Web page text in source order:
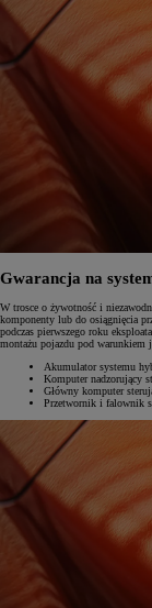
Gwarancja na
W trosce o żywotność i
komponenty lub do osiągnięcia
podczas pierwszego roku
montażu pojazdu pod warunkiem
Akumulator systemu
Komputer nadzorujący
Główny komputer
Przetwornik i falownik